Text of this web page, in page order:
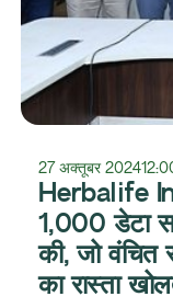
27 अक्तूबर 2024
​Herbalife
1,000 डेटा
की, जो वंचित
का रास्ता